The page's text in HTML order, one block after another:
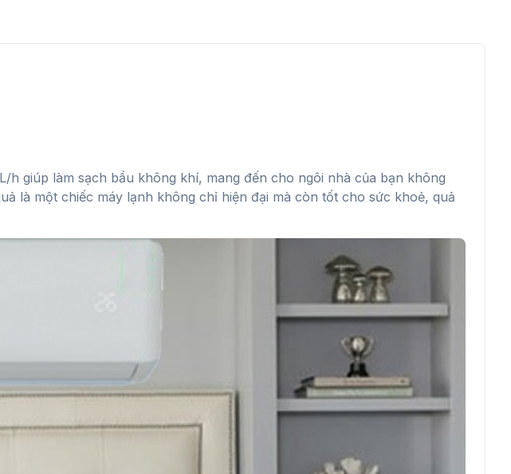
giúp làm sạch bầu không khí, mang đến cho ngôi nhà của bạn không
là một chiếc máy lạnh không chỉ hiện đại mà còn tốt cho sức khoẻ, quả